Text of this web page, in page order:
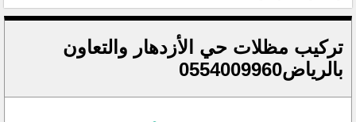
تركيب مظلات حي الأزدهار والتعاون
بالرياض0554009960